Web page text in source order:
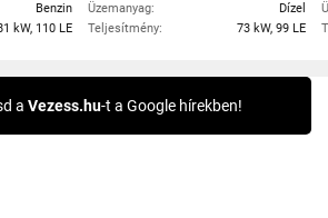
Benzin
kW, 110 LE
Üzemanyag:
Dízel
Teljesítmény:
73 kW, 99 LE
a Vezess.hu-t a Google hírekben!